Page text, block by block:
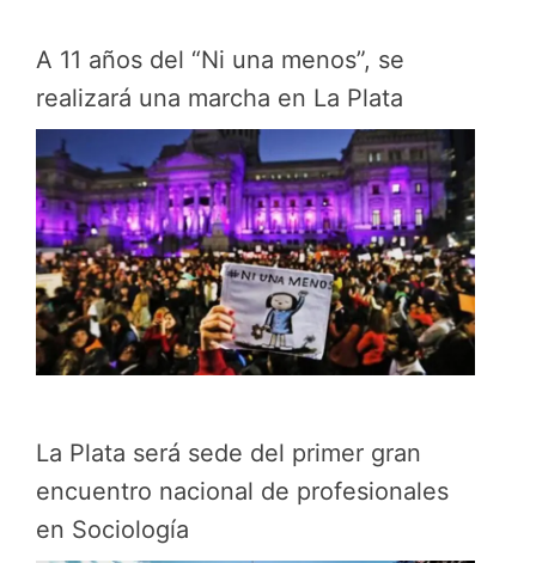
A 11 años del “Ni una menos”, se
realizará una marcha en La Plata
La Plata será sede del primer gran
encuentro nacional de profesionales
en Sociología